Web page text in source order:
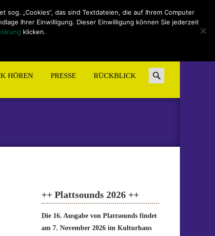
HÖREN PRESSE RÜCKBLICK
Search
for:
++ Plattsounds 2026 ++
Die 16. Ausgabe von Plattsounds findet
am 7. November 2026 im Kulturhaus
„Cookies“, das sind Textdateien, die auf Ihrem Computer
Ihrer Einwilligung. Dieser Einwilligung können Sie jederzeit
klicken.